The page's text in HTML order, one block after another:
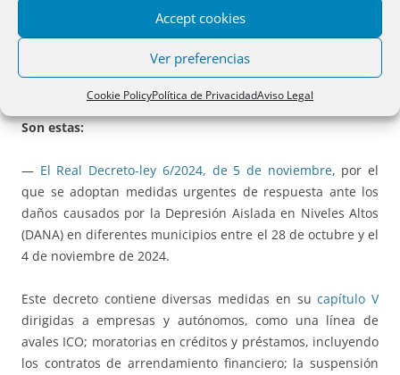
Accept cookies
Ver preferencias
Cookie PolicyPolítica de PrivacidadAviso Legal
Aunque su incidencia mercantil no es excesiva no
podemos dejar de citar las normas surgidas con motivo de
la DANA que el pasado 28 de octubre afectó a diversas
Son estas:
— El Real Decreto-ley 6/2024, de 5 de noviembre, por el
que se adoptan medidas urgentes de respuesta ante los
daños causados por la Depresión Aislada en Niveles Altos
(DANA) en diferentes municipios entre el 28 de octubre y el
4 de noviembre de 2024.
Este decreto contiene diversas medidas en sucapítulo V
dirigidas a empresas y autónomos, como una línea de
avales ICO; moratorias en créditos y préstamos, incluyendo
los contratos de arrendamiento financiero; la suspensión